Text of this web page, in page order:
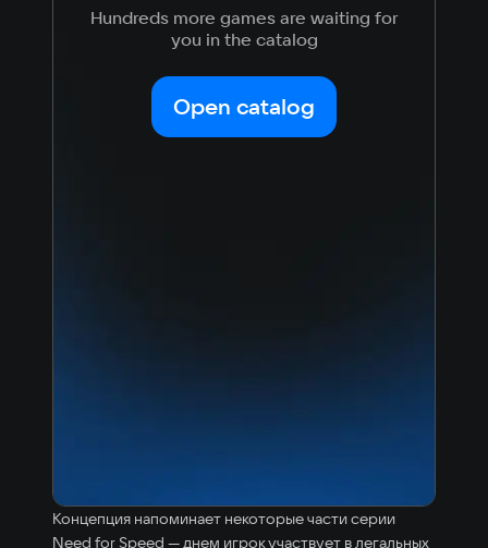
Simplified
Chinese
Korean
Japanese
Hundreds more games are waiting for
you in the catalog
Open catalog
Концепция напоминает некоторые части серии
Need for Speed — днем игрок участвует в легальных